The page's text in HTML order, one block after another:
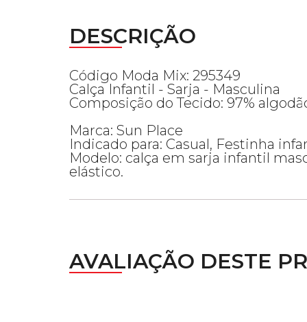
DESCRIÇÃO
Código Moda Mix: 295349
Calça Infantil - Sarja - Masculina
Composição do Tecido: 97%
Marca: Sun Place
Indicado para: Casual, Festinha
Modelo: calça em sarja infantil
elástico.
AVALIAÇÃO DESTE